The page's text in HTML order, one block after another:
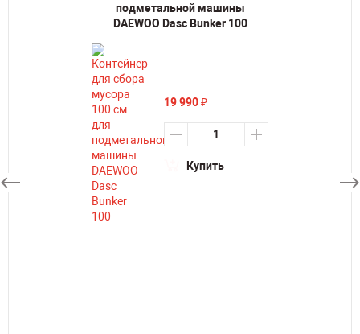
подметальной машины
DAEWOO Dasc Bunker 100
19 990₽
Купить